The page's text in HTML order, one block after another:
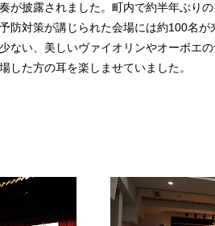
が披露されました。町内で約半年ぶり
防対策が講じられた会場には約100名が
ない、美しいヴァイオリンやオーボエ
した方の耳を楽しませていました。